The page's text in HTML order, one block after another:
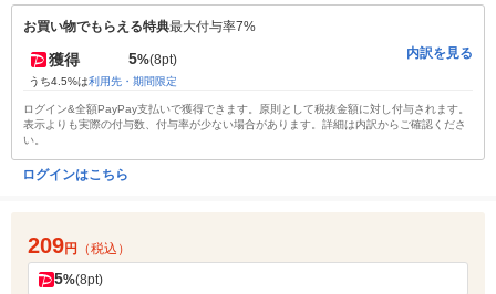
お買い物でもらえる特典最大付与率7%
獲得 5%(8pt)
うち4.5%は利用先・期間限定
内訳を見る
ログイン&全額PayPay支払いで獲得できます。原則として税抜金額に対し付与されます。
表示よりも実際の付与数、付与率が少ない場合があります。詳細は内訳からご確認くださ
い。
ログインはこちら
209円 （税込）
5%(8pt)